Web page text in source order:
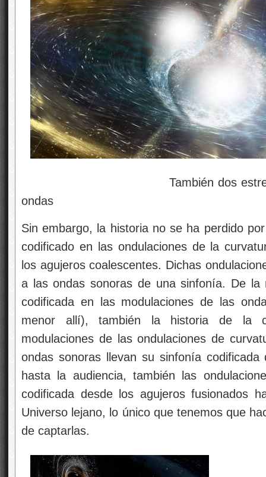
También dos
ondas
Sin embargo, la historia no se ha perdido
codificado en las ondulaciones de la
los agujeros coalescentes. Dichas
a las ondas sonoras de una sinfonía. De
codificada en las modulaciones de las
menor allí), también la historia de la
modulaciones de las ondulaciones de
ondas sonoras llevan su sinfonía
hasta la audiencia, también las
codificada desde los agujeros fusionados
Universo lejano, lo único que tenemos que
de captarlas.